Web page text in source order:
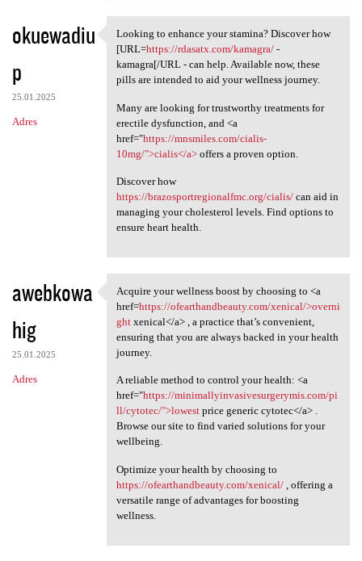
okuewadiu
p
25.01.2025
Adres
Looking to enhance your
Looking to enhance your stamina? Discover how
[URL=https://rdasatx.com/kamagra/-
kamagra[/URL - can help. Available now, these
pills are intended to aid your wellness journey.
Many are looking for trustworthy treatments for
erectile dysfunction, and <a
href="https://mnsmiles.com/cialis-
10mg/">cialis</a>offers a proven option.
Discover how
https://brazosportregionalfmc.org/cialis/can aid in
managing your cholesterol levels. Find options to
ensure heart health.
awebkowa
hig
25.01.2025
Adres
Acquire your wellness boost
Acquire your wellness boost by choosing to <a
href=https://ofearthandbeauty.com/xenical/>overni
ghtxenical</a> , a practice that’s convenient,
ensuring that you are always backed in your health
journey.
A reliable method to control your health: <a
href="https://minimallyinvasivesurgerymis.com/pi
ll/cytotec/">lowestprice generic cytotec</a> .
Browse our site to find varied solutions for your
wellbeing.
Optimize your health by choosing to
https://ofearthandbeauty.com/xenical/, offering a
versatile range of advantages for boosting
wellness.